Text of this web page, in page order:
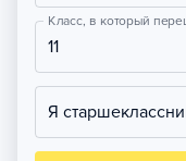
Класс, в который
11
Я